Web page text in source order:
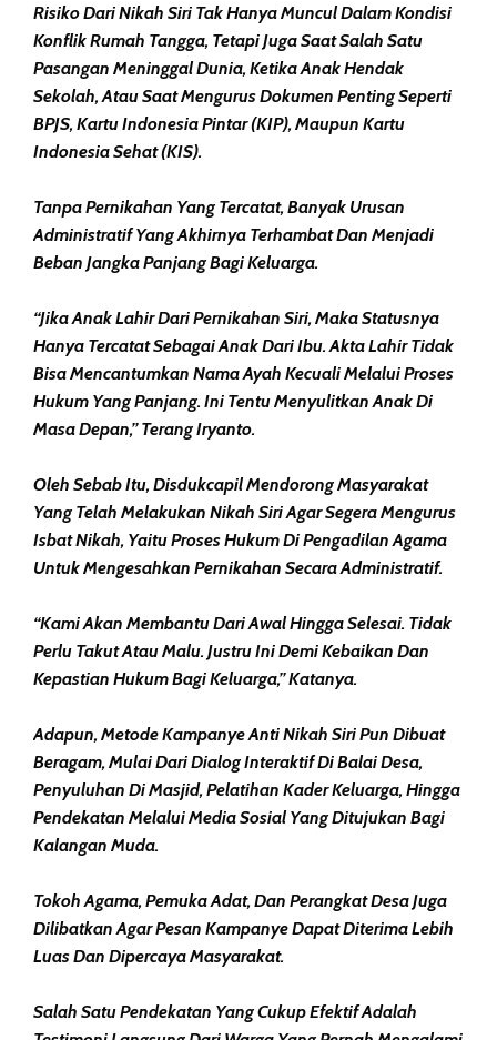
Risiko Dari Nikah Siri Tak Hanya Muncul Dalam Kondisi
Konflik Rumah Tangga, Tetapi Juga Saat Salah Satu
Pasangan Meninggal Dunia, Ketika Anak Hendak
Sekolah, Atau Saat Mengurus Dokumen Penting Seperti
BPJS, Kartu Indonesia Pintar (KIP), Maupun Kartu
Indonesia Sehat (KIS).
Tanpa Pernikahan Yang Tercatat, Banyak Urusan
Administratif Yang Akhirnya Terhambat Dan Menjadi
Beban Jangka Panjang Bagi Keluarga.
“Jika Anak Lahir Dari Pernikahan Siri, Maka Statusnya
Hanya Tercatat Sebagai Anak Dari Ibu. Akta Lahir Tidak
Bisa Mencantumkan Nama Ayah Kecuali Melalui Proses
Hukum Yang Panjang. Ini Tentu Menyulitkan Anak Di
Masa Depan,” Terang Iryanto.
Oleh Sebab Itu, Disdukcapil Mendorong Masyarakat
Yang Telah Melakukan Nikah Siri Agar Segera Mengurus
Isbat Nikah, Yaitu Proses Hukum Di Pengadilan Agama
Untuk Mengesahkan Pernikahan Secara Administratif.
“Kami Akan Membantu Dari Awal Hingga Selesai. Tidak
Perlu Takut Atau Malu. Justru Ini Demi Kebaikan Dan
Kepastian Hukum Bagi Keluarga,” Katanya.
Adapun, Metode Kampanye Anti Nikah Siri Pun Dibuat
Beragam, Mulai Dari Dialog Interaktif Di Balai Desa,
Penyuluhan Di Masjid, Pelatihan Kader Keluarga, Hingga
Pendekatan Melalui Media Sosial Yang Ditujukan Bagi
Kalangan Muda.
Tokoh Agama, Pemuka Adat, Dan Perangkat Desa Juga
Dilibatkan Agar Pesan Kampanye Dapat Diterima Lebih
Luas Dan Dipercaya Masyarakat.
Salah Satu Pendekatan Yang Cukup Efektif Adalah